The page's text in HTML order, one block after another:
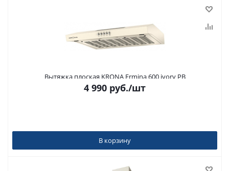
Вытяжка плоская KRONA Ermina 600 ivory PB
4 990 руб./шт
В корзину